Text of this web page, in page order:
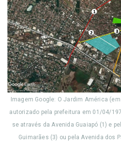
Imagem Google: O Jardim América
autorizado pela prefeitura em 01/04/
se através da Avenida Guaiapó (1) e
Guimarães (3) ou pela Avenida dos